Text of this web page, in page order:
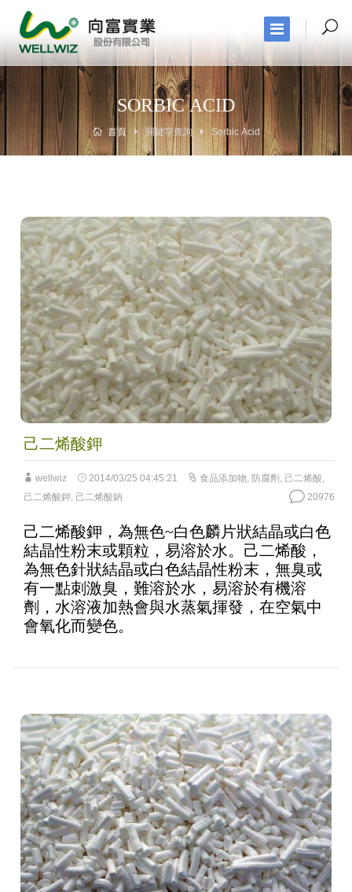
SORBIC ACID
首頁 關鍵字查詢 Sorbic Acid
己二烯酸鉀
wellwiz 2014/03/25 04:45:21 食品添加物, 防腐劑 , 己二烯酸,
己二烯酸鉀, 己二烯酸鈉 20976
己二烯酸鉀，為無色~白色麟片狀結晶或白色
結晶性粉末或顆粒，易溶於水。己二烯酸，
為無色針狀結晶或白色結晶性粉末，無臭或
有一點刺激臭，難溶於水，易溶於有機溶
劑，水溶液加熱會與水蒸氣揮發，在空氣中
會氧化而變色。